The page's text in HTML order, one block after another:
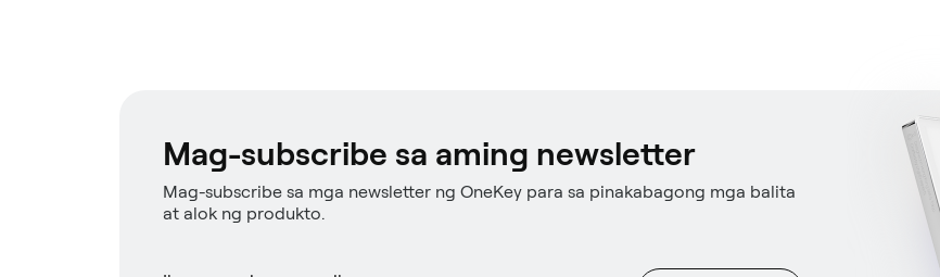
Mag-subscribe sa aming newsletter
Mag-subscribe sa mga newsletter ng OneKey para sa pinakabagong mga balita
at alok ng produkto.